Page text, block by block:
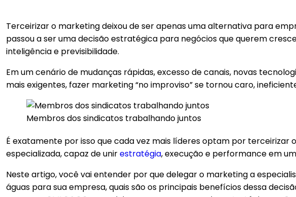
Terceirizar o marketing deixou de ser apenas uma alternativa para
passou a ser uma decisão estratégica para negócios que querem
inteligência e previsibilidade.
Em um cenário de mudanças rápidas, excesso de canais, novas
mais exigentes, fazer marketing “no improviso” se tornou caro,
Membros dos sindicatos trabalhando juntos
É exatamente por isso que cada vez mais líderes optam por terceirizar
especializada, capaz de unirestratégia, execução e performance em
Neste artigo, você vai entender por que delegar o marketing a
águas para sua empresa, quais são os principais benefícios dessa